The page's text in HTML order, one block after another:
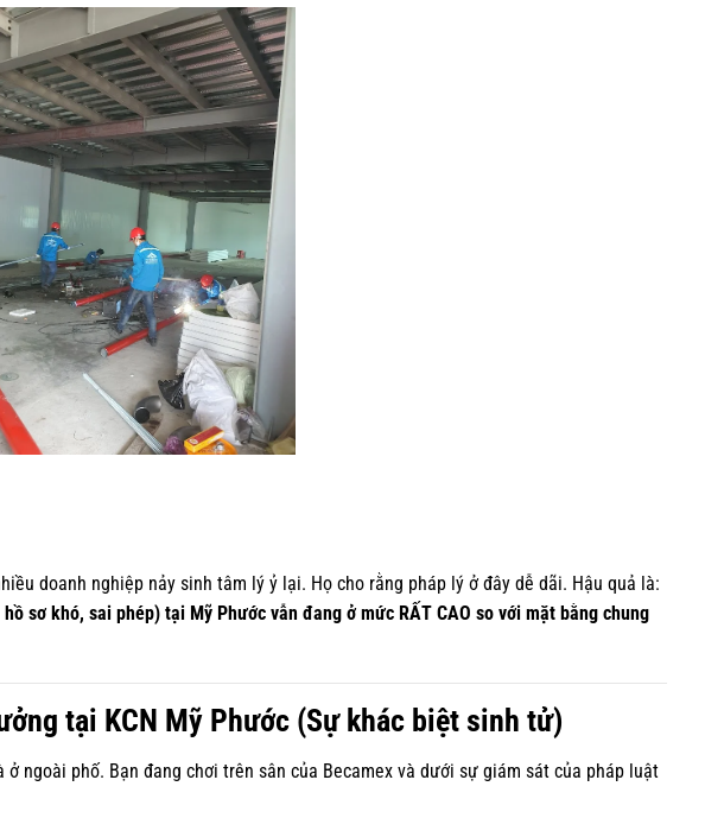
doanh nghiệp nảy sinh tâm lý ỷ lại. Họ cho rằng pháp lý ở đây dễ dãi. Hậu quả là:
sơ khó, sai phép) tại Mỹ Phước vẫn đang ở mức RẤT CAO so với mặt bằng chung
tại KCN Mỹ Phước (Sự khác biệt sinh tử)
ngoài phố. Bạn đang chơi trên sân của Becamex và dưới sự giám sát của pháp luật